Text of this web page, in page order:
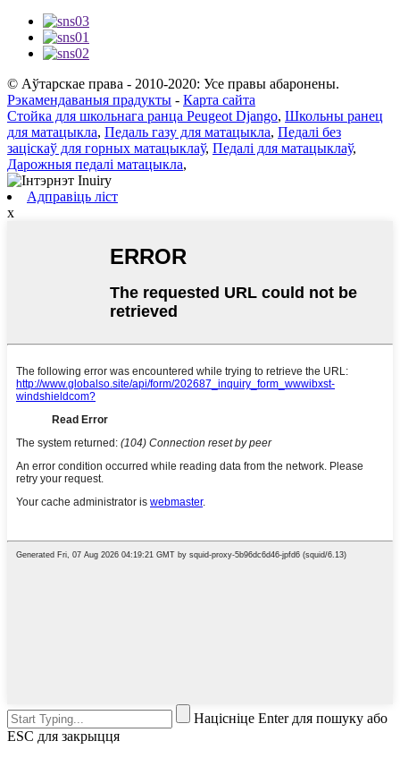
© Аўтарскае права - 2010-2020: Усе правы абаронены.
Рэкамендаваныя прадукты - Карта сайта
Стойка для школьнага ранца Peugeot Django, Школьны ранец
для матацыкла, Педаль газу для матацыкла, Педалі без
заціскаў для горных матацыклаў, Педалі для матацыклаў,
Дарожныя педалі матацыкла,
Адправіць ліст
x
Націсніце Enter для пошуку або
ESC для закрыцця